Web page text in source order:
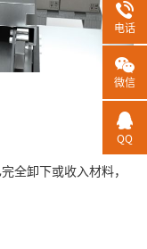
全卸下或收入材料，
电话
微信
QQ